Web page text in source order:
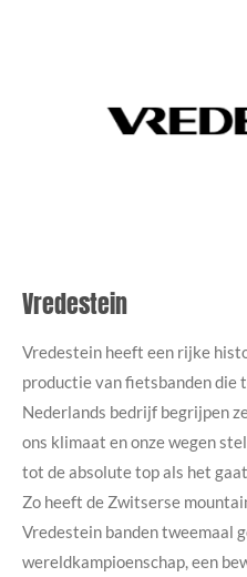
Vredestein
Vredestein heeft een rijke
productie van fietsbanden die
Nederlands bedrijf begrijpen
ons klimaat en onze wegen
tot de absolute top als het
Zo heeft de Zwitserse
Vredestein banden tweemaal
wereldkampioenschap, een